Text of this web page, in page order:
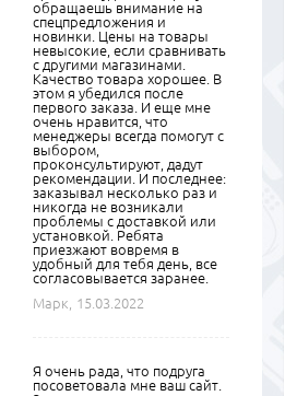
обращаешь внимание на
спецпредложения и
новинки. Цены на товары
невысокие, если сравнивать
с другими магазинами.
Качество товара хорошее. В
этом я убедился после
первого заказа. И еще мне
очень нравится, что
менеджеры всегда помогут с
выбором,
проконсультируют, дадут
рекомендации. И последнее:
заказывал несколько раз и
никогда не возникали
проблемы с доставкой или
установкой. Ребята
приезжают вовремя в
удобный для тебя день, все
согласовывается заранее.
Марк,
15.03.2022
Я очень рада, что подруга
посоветовала мне ваш сайт.